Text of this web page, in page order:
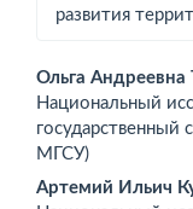
развития
статьи
Ольга Андреевна
Национальный
государственный
МГСУ)
Артемий Ильич